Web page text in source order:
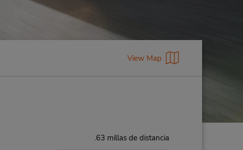
View Map
.63 millas de distancia